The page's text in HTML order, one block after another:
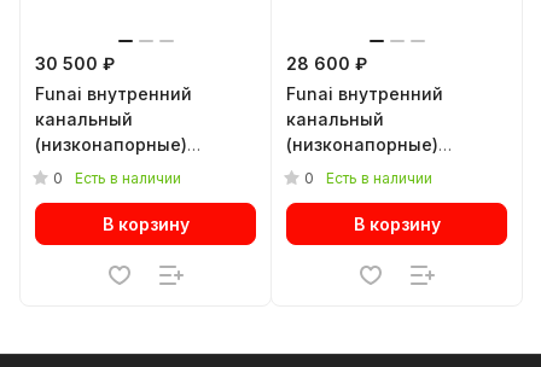
30 500 ₽
Funai внутренний
канальный
(низконапорные)
KIRIGAMI Inverter RAM-I-
0 Есть в наличии
В корзину
28 600 ₽
Funai внутренний
канальный
(низконапорные)
KIRIGAMI Inverter RAM-I-
0 Есть в наличии
В корзину